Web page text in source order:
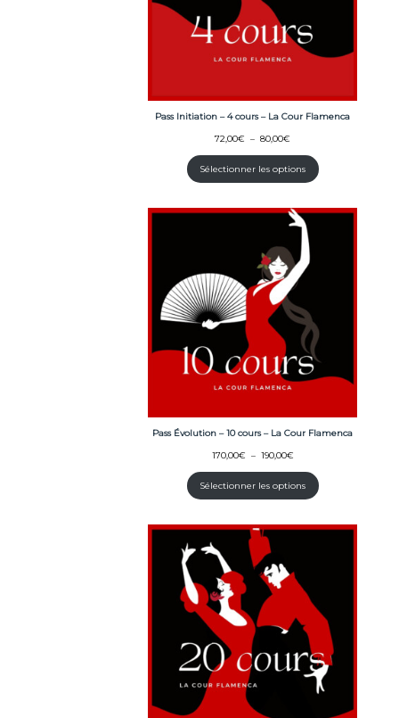
Pass Initiation – 4 cours – La Cour Flamenca
72,00€ – 80,00€
72,00€
Sélectionner les options
Pass Évolution – 10 cours – La Cour Flamenca
170,00€ – 190,00€Plage
prix :
170,00€
Sélectionner les options